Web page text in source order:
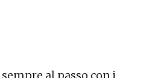
al passo con i